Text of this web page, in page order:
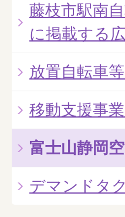
藤枝市駅南
に掲載する
放置自転車
移動支援事
富士山静岡
デマンドタ